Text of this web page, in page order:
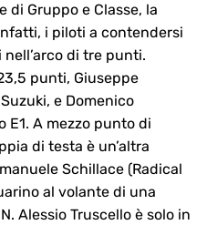
di Gruppo e Classe, la
i piloti a contendersi
di tre punti.
punti, Giuseppe
e Domenico
E1. A mezzo punto di
di testa è un’altra
Schillace (Radical
al volante di una
Alessio Truscello è solo in